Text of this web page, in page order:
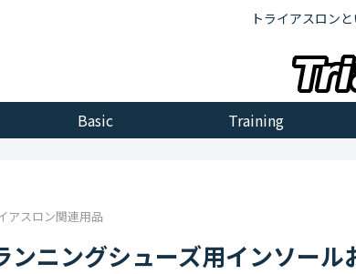
トライアスロン
Basic Training
アスロン関連用品
ンニングシューズ用インソー